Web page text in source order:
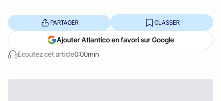
Écoutez cet article0:00min
PARTAGER CLASSER
Ajouter Atlantico en favori sur Google